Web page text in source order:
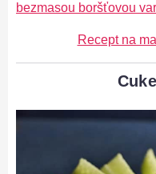
bezmasou boršťovou
Recept na